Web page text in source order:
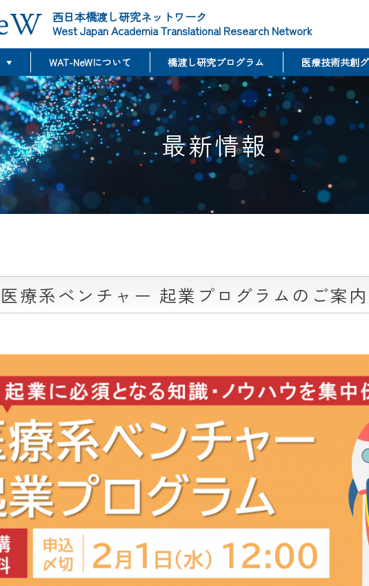
西日本橋渡し研究ネットワーク
West Japan Academia Translational Research Network
情報
情報
WAT-NeWについて 橋渡し研究プログラム 医療技術共創
最新情報
医療系ベンチャー 起業プログラムのご案内